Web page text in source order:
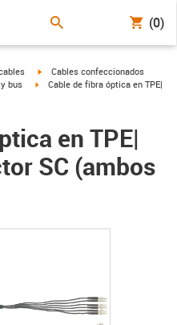
(0)
igus-icon-arrow-right
Cables confeccionados
bus igus-icon-arrow-right
Cable de fibra óptica en TPE|
en TPE|
SC (ambos